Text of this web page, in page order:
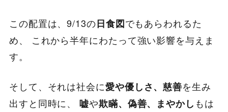
この配置は、9/13の日食図でもあらわれるた
め、 これから半年にわたって強い影響を与えま
す。
そして、それは社会に愛や優しさ、慈善を生み
出すと同時に、嘘や欺瞞、偽善、まやかし もは